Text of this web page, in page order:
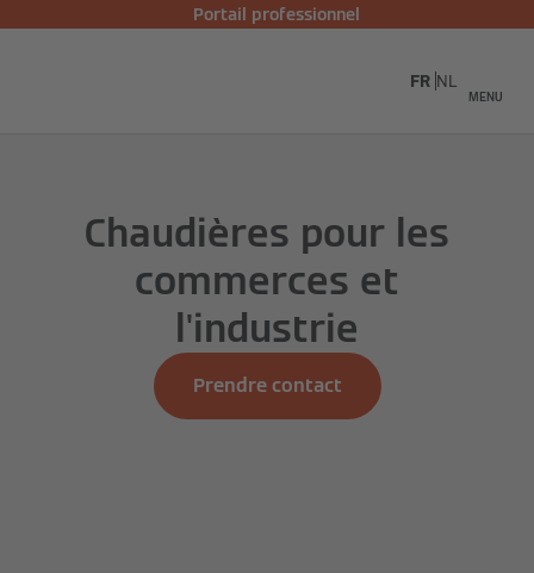
Portail professionnel
MENU
FR NL
Chaudières pour les
commerces et
l'industrie
Prendre contact